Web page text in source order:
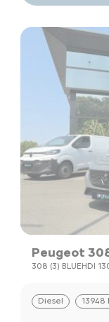
Peugeot
308 (3) BLUEHDI
Diesel 13948